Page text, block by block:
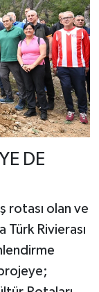
DE
rotası olan ve
Türk Rivierası